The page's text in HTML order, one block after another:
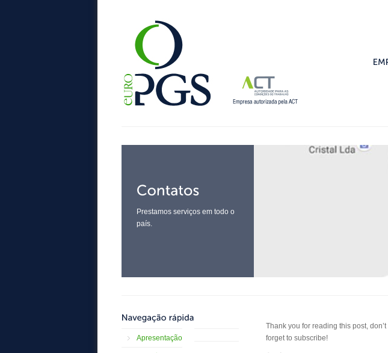
Prestamos serviços em todo o
país.
Apresentação
Thank you for reading this post, don’t
forget to subscribe!